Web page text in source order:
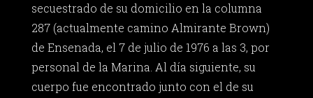
secuestrado de su domicilio en la columna
287 (actualmente camino Almirante Brown)
de Ensenada, el 7 de julio de 1976 a las 3, por
personal de la Marina. Al día siguiente, su
cuerpo fue encontrado junto con el de su